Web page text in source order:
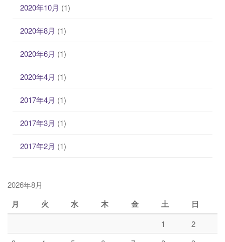
2020年10月 (1)
2020年8月 (1)
2020年6月 (1)
2020年4月 (1)
2017年4月 (1)
2017年3月 (1)
2017年2月 (1)
2026年8月
月 火 水 木 金 土 日
1
2